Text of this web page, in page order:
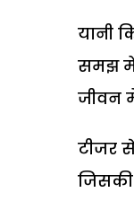
यानी
समझ में
जीवन
टीजर